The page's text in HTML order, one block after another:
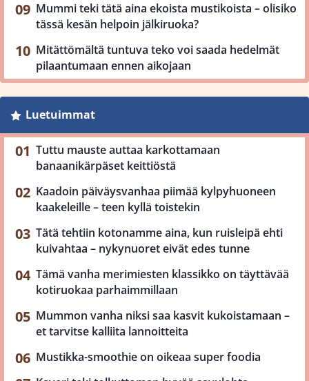
Mummi teki tätä aina ekoista mustikoista – olisiko
tässä kesän helpoin jälkiruoka?
Mitättömältä tuntuva teko voi saada hedelmät
pilaantumaan ennen aikojaan
Luetuimmat
Tuttu mauste auttaa karkottamaan
banaanikärpäset keittiöstä
Kaadoin päiväysvanhaa piimää kylpyhuoneen
kaakeleille – teen kyllä toistekin
Tätä tehtiin kotonamme aina, kun ruisleipä ehti
kuivahtaa – nykynuoret eivät edes tunne
Tämä vanha merimiesten klassikko on täyttävää
kotiruokaa parhaimmillaan
Mummon vanha niksi saa kasvit kukoistamaan –
et tarvitse kalliita lannoitteita
Mustikka-smoothie on oikeaa super foodia